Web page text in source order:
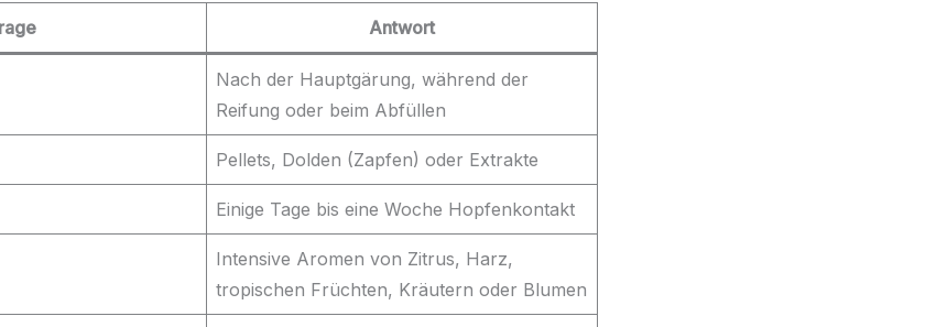
Antwort
Nach der Hauptgärung, während der
Reifung oder beim Abfüllen
Pellets, Dolden (Zapfen) oder Extrakte
Einige Tage bis eine Woche Hopfenkontakt
Intensive Aromen von Zitrus, Harz,
tropischen Früchten, Kräutern oder Blumen